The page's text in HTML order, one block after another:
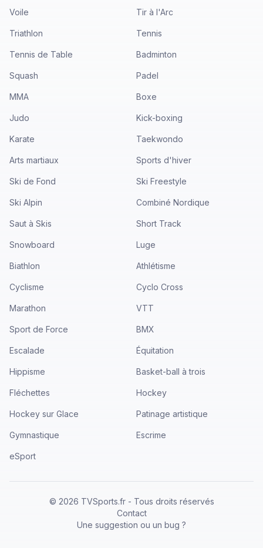
Voile Tir à l'Arc
Triathlon Tennis
Tennis de Table Badminton
Squash Padel
MMA Boxe
Judo Kick-boxing
Karate Taekwondo
Arts martiaux Sports d'hiver
Ski de Fond Ski Freestyle
Ski Alpin Combiné Nordique
Saut à Skis Short Track
Snowboard Luge
Biathlon Athlétisme
Cyclisme Cyclo Cross
Marathon VTT
Sport de Force BMX
Escalade Équitation
Hippisme Basket-ball à trois
Fléchettes Hockey
Hockey sur Glace Patinage artistique
Gymnastique Escrime
eSport
© 2026 TVSports.fr - Tous droits réservés
Contact
Une suggestion ou un bug ?